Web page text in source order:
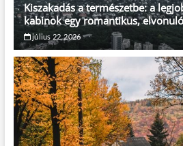
Kiszakadás a természetbe: a
kabinok egy romantikus,
július 22, 2026